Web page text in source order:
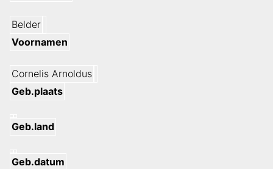
Belder
Voornamen
Cornelis Arnoldus
Geb.plaats
Geb.land
Geb.datum